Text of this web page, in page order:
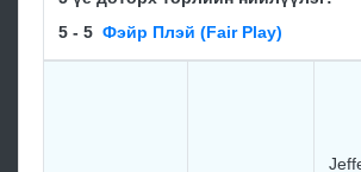
5 - 5 Фэйр Плэй (Fair Play)